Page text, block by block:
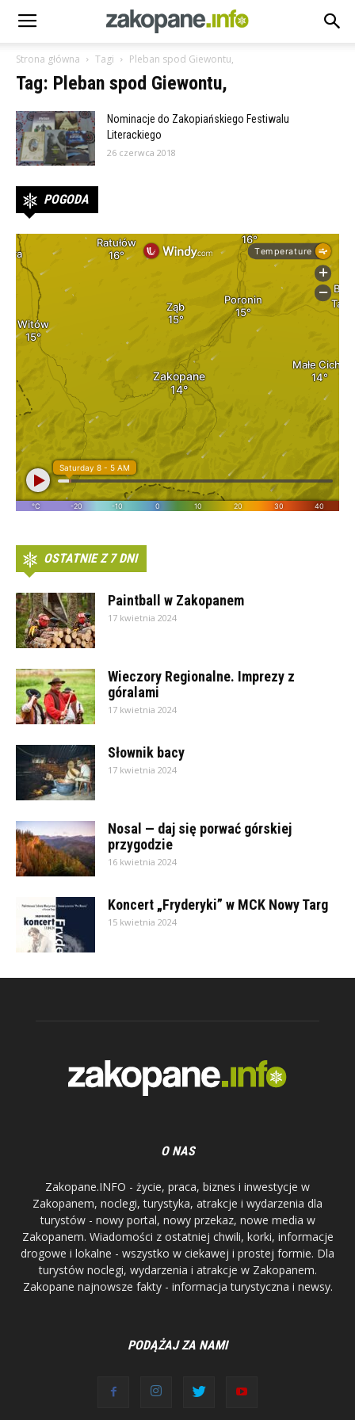
Strona główna Tagi Pleban spod Giewontu,
Tag: Pleban spod Giewontu,
Nominacje do Zakopiańskiego Festiwalu
Literackiego
26 czerwca 2018
POGODA
OSTATNIE Z 7 DNI
Paintball w Zakopanem
17 kwietnia 2024
Wieczory Regionalne. Imprezy z
góralami
17 kwietnia 2024
Słownik bacy
17 kwietnia 2024
Nosal — daj się porwać górskiej
przygodzie
16 kwietnia 2024
Koncert „Fryderyki” w MCK Nowy Targ
15 kwietnia 2024
O NAS
Zakopane.INFO - życie, praca, biznes i inwestycje w
Zakopanem, noclegi, turystyka, atrakcje i wydarzenia dla
turystów - nowy portal, nowy przekaz, nowe media w
Zakopanem. Wiadomości z ostatniej chwili, korki, informacje
drogowe i lokalne - wszystko w ciekawej i prostej formie. Dla
turystów noclegi, wydarzenia i atrakcje w Zakopanem.
Zakopane najnowsze fakty - informacja turystyczna i newsy.
PODĄŻAJ ZA NAMI